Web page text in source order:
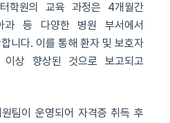
학원의 교육 과정은 4개월간
과 등 다양한 병원 부서에서
니다. 이를 통해 환자 및 보호자
상 향상된 것으로 보고되고
팀이 운영되어 자격증 취득 후